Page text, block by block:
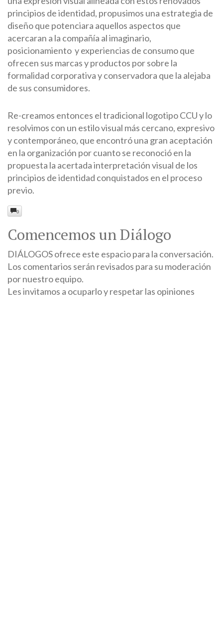
principios de identidad, propusimos una estrategia de
diseño que potenciara aquellos aspectos que
acercaran a la compañía al imaginario,
posicionamiento y experiencias de consumo que
ofrecen sus marcas y productos por sobre la
formalidad corporativa y conservadora que la alejaba
de sus consumidores.
Re-creamos entonces el tradicional logotipo CCU y lo
resolvimos con un estilo visual más cercano, expresivo
y contemporáneo, que encontró una gran aceptación
en la organización por cuanto se reconoció en la
propuesta la acertada interpretación visual de los
principios de identidad conquistados en el proceso
previo.
0
Comencemos un Diálogo
DIÁLOGOS ofrece este espacio para la conversación.
Los comentarios serán revisados para su moderación
por nuestro equipo.
Les invitamos a ocuparlo y respetar las opiniones